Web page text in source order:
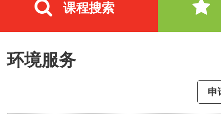
课程搜索
环境服务
申